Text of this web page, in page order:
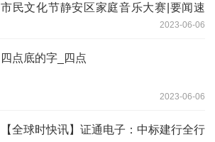
市民文化节静安区家庭音乐大赛|要闻速
2023-06-06
四点底的字_四点
2023-06-06
【全球时快讯】证通电子：中标建行全行